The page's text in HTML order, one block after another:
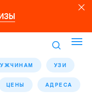
УЗИ
ЦЕНЫ АДРЕСА